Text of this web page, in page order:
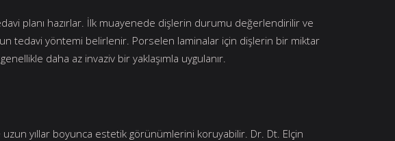
planı hazırlar. İlk muayenede dişlerin durumu değerlendirilir ve
tedavi yöntemi belirlenir. Porselen laminalar için dişlerin bir miktar
daha az invaziv bir yaklaşımla uygulanır.
yıllar boyunca estetik görünümlerini koruyabilir. Dr. Dt. Elçin